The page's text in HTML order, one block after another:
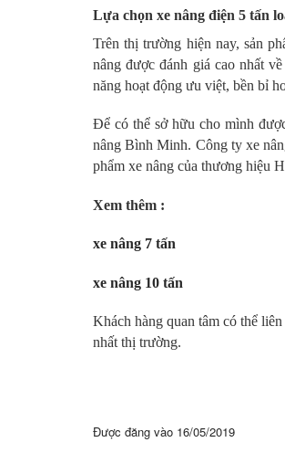
Lựa chọn xe nâng điện 5 tấn
Trên thị trường hiện nay, sản
nâng được đánh giá cao nhất
năng hoạt động ưu việt, bền bỉ
Để có thể sở hữu cho mình
nâng Bình Minh. Công ty xe
phẩm xe nâng của thương hiệu
Xem thêm :
xe nâng 7 tấn
xe nâng 10 tấn
Khách hàng quan tâm có thể
nhất thị trường.
Được đăng vào 16/05/2019